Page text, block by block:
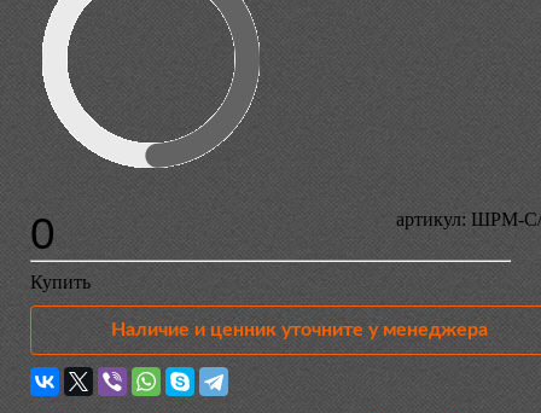
артикул: ШРМ-
0
Купить
Наличие и ценник уточните у менеджера